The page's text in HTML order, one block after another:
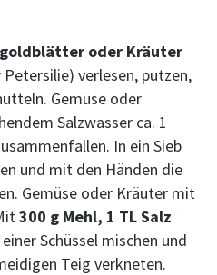
oder Kräuter
Petersilie) verlesen, putzen,
Gemüse oder
Salzwasser ca. 1
In ein Sieb
und mit den Händen die
Gemüse oder Kräuter mit
300 g Mehl, 1 TL Salz
Schüssel mischen und
Teig verkneten.